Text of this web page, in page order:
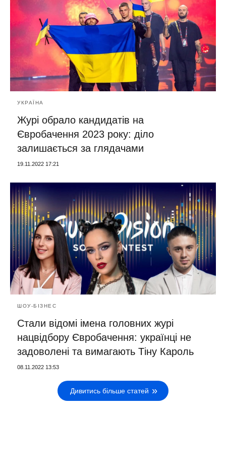
УКРАЇНА
Журі обрало кандидатів на
Євробачення 2023 року: діло
залишається за глядачами
19.11.2022 17:21
ШОУ-БІЗНЕС
Стали відомі імена головних журі
нацвідбору Євробачення: українці не
задоволені та вимагають Тіну Кароль
08.11.2022 13:53
Дивитись більше статей